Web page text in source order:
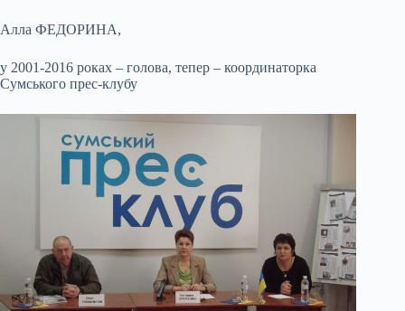
Алла ФЕДОРИНА,
у 2001-2016 роках – голова, тепер – координаторка
Сумського прес-клубу